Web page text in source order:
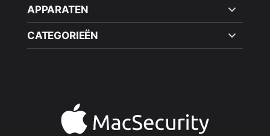
APPARATEN
CATEGORIEËN